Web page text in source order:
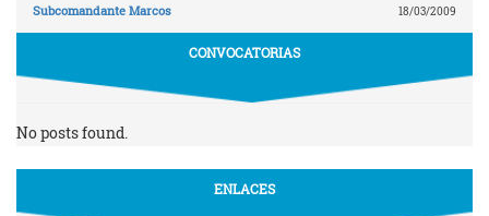
Subcomandante Marcos 18/03/2009
CONVOCATORIAS
No posts found.
ENLACES